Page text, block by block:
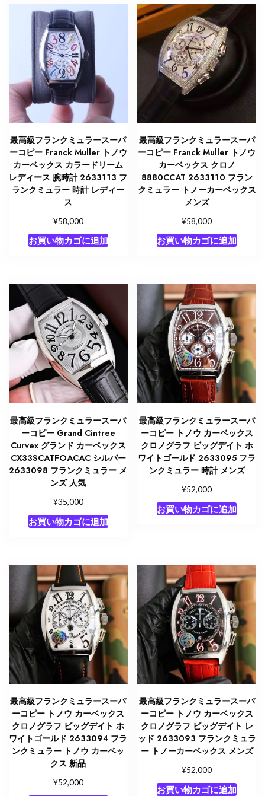
最高級フランクミュラースーパ
ーコピー Franck Muller トノウ
カーベックス カラードリーム
レディース 腕時計 2633113 フ
ランクミュラー 時計 レディー
ス
¥58,000
お買い物カゴに追加
最高級フランクミュラースーパ
ーコピー Franck Muller トノウ
カーベックス クロノ
8880CCAT 2633110 フラン
クミュラー トノーカーベックス
メンズ
¥58,000
お買い物カゴに追加
最高級フランクミュラースーパ
ーコピー Grand Cintree
Curvex グランド カーベックス
CX33SCATFOACAC シルバー
2633098 フランクミュラー メ
ンズ 人気
¥35,000
お買い物カゴに追加
最高級フランクミュラースーパ
ーコピー トノウ カーベックス
クロノグラフ ビッグデイト ホ
ワイトゴールド 2633095 フラ
ンクミュラー 時計 メンズ
¥52,000
お買い物カゴに追加
最高級フランクミュラースーパ
ーコピー トノウ カーベックス
クロノグラフ ビッグデイト ホ
ワイトゴールド 2633094 フラ
ンクミュラー トノウ カーベッ
クス 新品
¥52,000
最高級フランクミュラースーパ
ーコピー トノウ カーベックス
クロノグラフ ビッグデイト レ
ッド 2633093 フランクミュラ
ー トノーカーベックス メンズ
¥52,000
お買い物カゴに追加